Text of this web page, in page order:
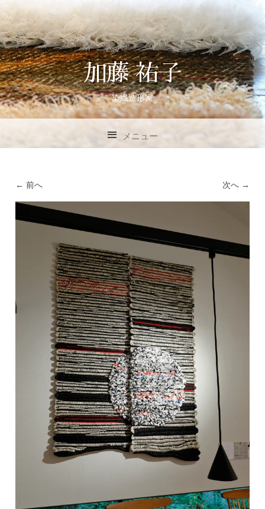
加藤 祐子
染織造形家
メニュー
← 前へ 次へ →